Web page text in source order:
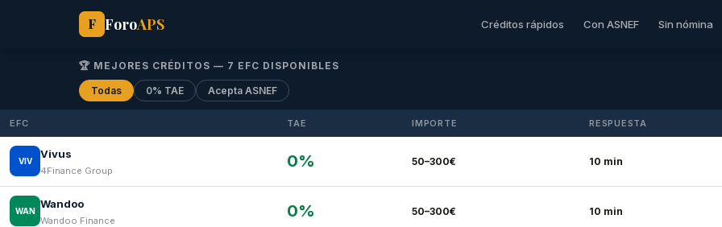
F ForoAPS Créditos rápidos Con ASNEF Sin nómina
🏆 MEJORES CRÉDITOS — 7 EFC DISPONIBLES
Todas 0% TAE Acepta ASNEF
EFC TAE IMPORTE RESPUESTA
VIV
Vivus
4Finance Group 0% 50–300€ 10 min
WAN
Wandoo
Wandoo Finance 0% 50–300€ 10 min